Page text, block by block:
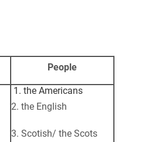
People
1. the Americans
2. the English
3. Scotish/ the Scots